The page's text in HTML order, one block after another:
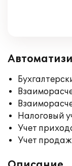
Налоговый
Учет
Учет